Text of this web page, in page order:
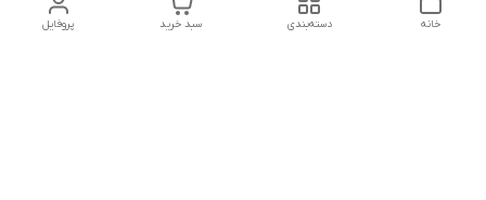
پروفایل سبد خرید دسته‌بندی خانه